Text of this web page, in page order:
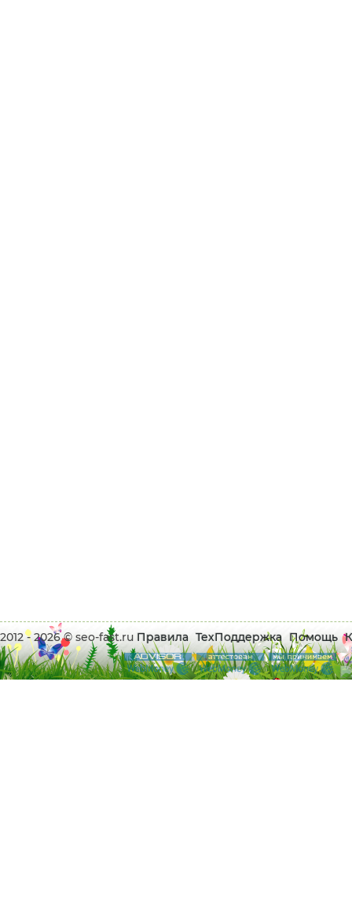
2012 - 2026 © seo-fast.ru Правила ТехПоддержка Помощь